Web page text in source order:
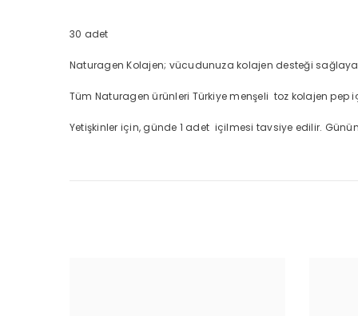
30 adet
Naturagen Kolajen; vücudunuza kolajen desteği
Tüm Naturagen ürünleri Türkiye menşeli toz kolajen pep
Yetişkinler için, günde 1 adet içilmesi tavsiye edilir.